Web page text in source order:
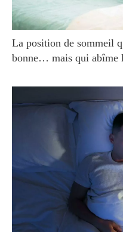
La position de sommeil
bonne… mais qui abîme